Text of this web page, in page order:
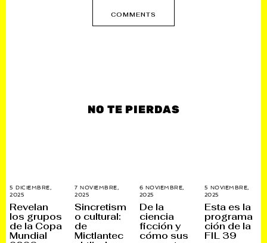
COMMENTS
NO TE PIERDAS
5 DICIEMBRE,
2025
I
C
I
E
M
Revelan
los grupos
de la Copa
Mundial
7 NOVIEMBRE,
2025
N
O
E
Sincretism
o cultural:
de
Mictlantec
6 NOVIEMBRE,
2025
D
I
C
I
E
De la
ciencia
ficción y
cómo sus
5 NOVIEMBRE,
2025
N
O
V
I
E
Esta es la
programa
ción de la
FIL 39